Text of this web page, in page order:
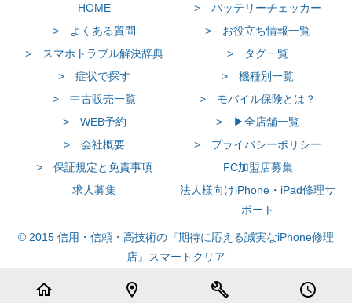
HOME
> バッテリーチェッカー
> よくある質問
> お役立ち情報一覧
> スマホトラブル解決辞典
> タグ一覧
> 症状で探す
> 機種別一覧
> 中古販売一覧
> モバイル保険とは？
> WEB予約
> ▶全店舗一覧
> 会社概要
> プライバシーポリシー
> 保証規定と免責事項
FC加盟店募集
求人募集
法人様向けiPhone・iPad修理サ
ポート
© 2015 信用・信頼・高技術の『期待に応える誠実なiPhone修理
店』スマートクリア
home location_on build schedule